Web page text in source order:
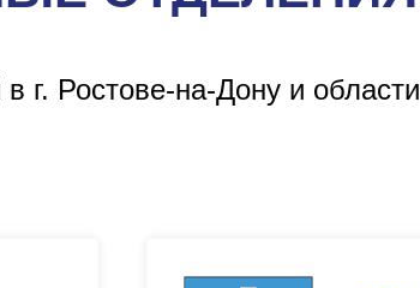
г. Ростове-на-Дону и области